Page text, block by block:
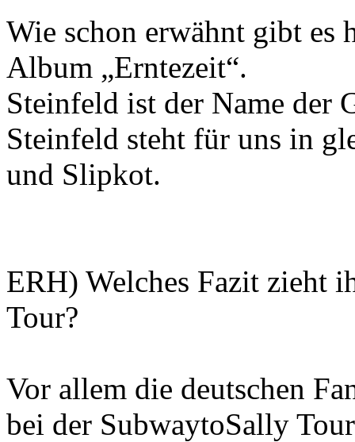
Wie schon erwähnt gibt es
Album „Erntezeit“.
Steinfeld ist der Name der
Steinfeld steht für uns in
und Slipkot.
ERH) Welches Fazit zieht
Tour?
Vor allem die deutschen
bei der SubwaytoSally